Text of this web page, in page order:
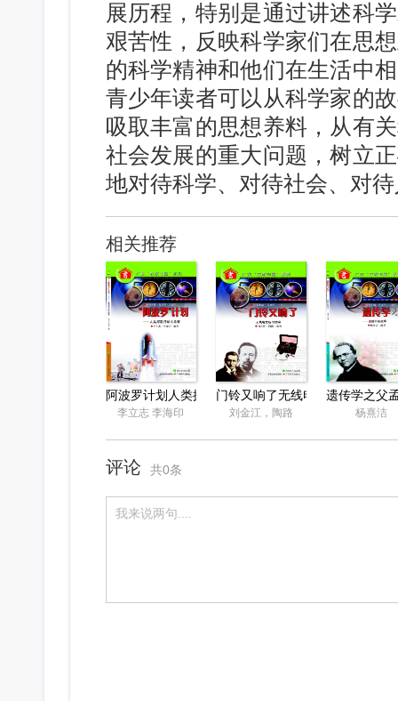
展历程，特别是通过讲述科
艰苦性，反映科学家们在思
的科学精神和他们在生活中
青少年读者可以从科学家的
吸取丰富的思想养料，从有
社会发展的重大问题，树立
地对待科学、对待社会、对
相关推荐
阿波罗计划人类探索月球的故事
李立志 李海印
门铃又响了无线电发明的故事
刘金江，陶路
遗传学之父
杨熹洁
评论 共0条